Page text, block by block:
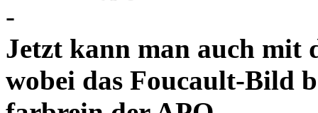
-
Jetzt kann man auch mit
wobei das Foucault-Bild